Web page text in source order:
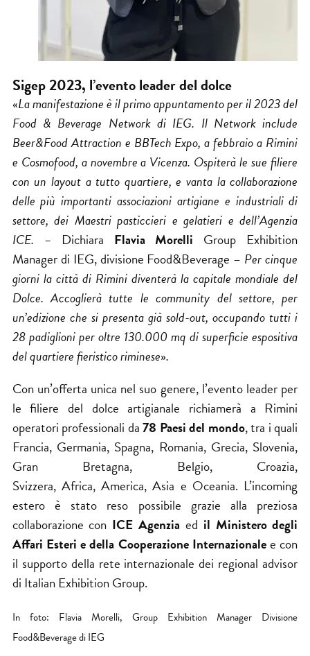
Sigep 2023, l’evento leader del dolce
«La manifestazione è il primo appuntamento per il 2023 del
Food & Beverage Network di IEG. Il Network include
Beer&Food Attraction e BBTech Expo, a febbraio a Rimini
e Cosmofood, a novembre a Vicenza. Ospiterà le sue filiere
con un layout a tutto quartiere, e vanta la collaborazione
delle più importanti associazioni artigiane e industriali di
settore, dei Maestri pasticcieri e gelatieri e dell’Agenzia
ICE. – Dichiara Flavia Morelli Group Exhibition
Manager di IEG, divisione Food&Beverage – Per cinque
giorni la città di Rimini diventerà la capitale mondiale del
Dolce. Accoglierà tutte le community del settore, per
un’edizione che si presenta già sold-out, occupando tutti i
28 padiglioni per oltre 130.000 mq di superficie espositiva
del quartiere fieristico riminese».
Con un’offerta unica nel suo genere, l’evento leader per
le filiere del dolce artigianale richiamerà a Rimini
operatori professionali da78 Paesi del mondo, tra i quali
Francia, Germania, Spagna, Romania, Grecia, Slovenia,
Gran Bretagna, Belgio, Croazia,
Svizzera, Africa, America, Asia e Oceania. L’incoming
estero è stato reso possibile grazie alla preziosa
collaborazione con ICE Agenzia ed il Ministero degli
Affari Esteri e della Cooperazione Internazionalee con
il supporto della rete internazionale dei regional advisor
di Italian Exhibition Group.
In foto: Flavia Morelli, Group Exhibition Manager Divisione
Food&Beverage di IEG